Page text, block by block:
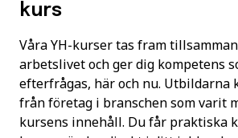
kurs
Våra YH-kurser tas fram
arbetslivet och ger dig kompetens
efterfrågas, här och nu. Utbildarna
från företag i branschen som varit
kursens innehåll. Du får praktiska